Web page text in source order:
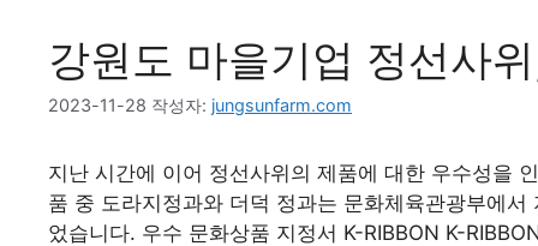
강원도 마을기업 정선사
2023-11-28 작성자: jungsunfarm.com
지난 시간에 이어 정선사위의 제품에 대한 우수성을
품 중 도라지정과와 더덕 정과는 문화체육관광부에
었습니다. 우수 문화상품 지정서 K-RIBBON K-